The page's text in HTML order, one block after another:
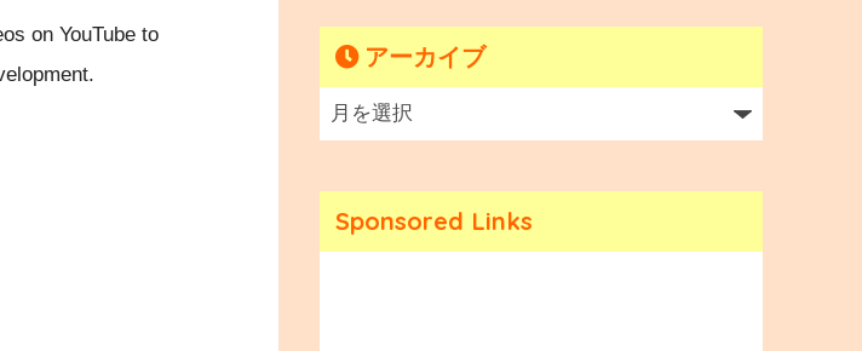
on YouTube to
アーカイブ
Sponsored Links